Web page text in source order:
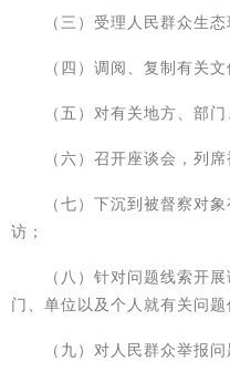
（三）受理人民群众生态
（四）调阅、复制有关文
（五）对有关地方、部门
（六）召开座谈会，列席
（七）下沉到被督察对象
访；
（八）针对问题线索开展
门、单位以及个人就有关问题
（九）对人民群众举报问